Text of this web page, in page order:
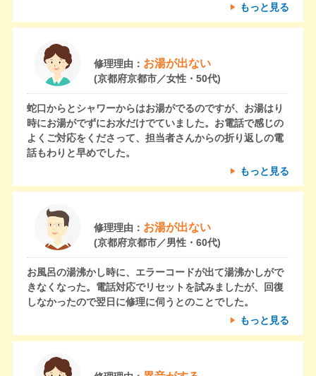
もっと見る
修理理由： お湯が出ない
(京都府京都市／女性・50代)
蛇口からとシャワーからはお湯がでるのですが、お湯はり
時にお湯がでずにお水だけでていました。お電話で感じの
よくご対応をくださって、担当者さんからの折り返しの電
話もわりと早めでした。
もっと見る
修理理由： お湯が出ない
(京都府京都市／男性・60代)
お風呂の湯沸かし時に、エラーコードが出て湯沸かしがで
きなくなった。電話対応でリセットを試みましたが、回復
しなかったので翌日に修理に伺うとのことでした。
もっと見る